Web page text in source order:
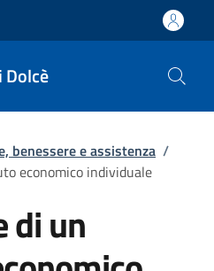
Dolcè
benessere e assistenza /
economico individuale
di un